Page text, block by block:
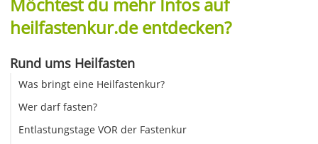
heilfastenkur.de entdecken?
Rund ums Heilfasten
Was bringt eine Heilfastenkur?
Wer darf fasten?
Entlastungstage VOR der Fastenkur